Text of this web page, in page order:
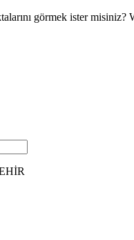
görmek ister misiniz?